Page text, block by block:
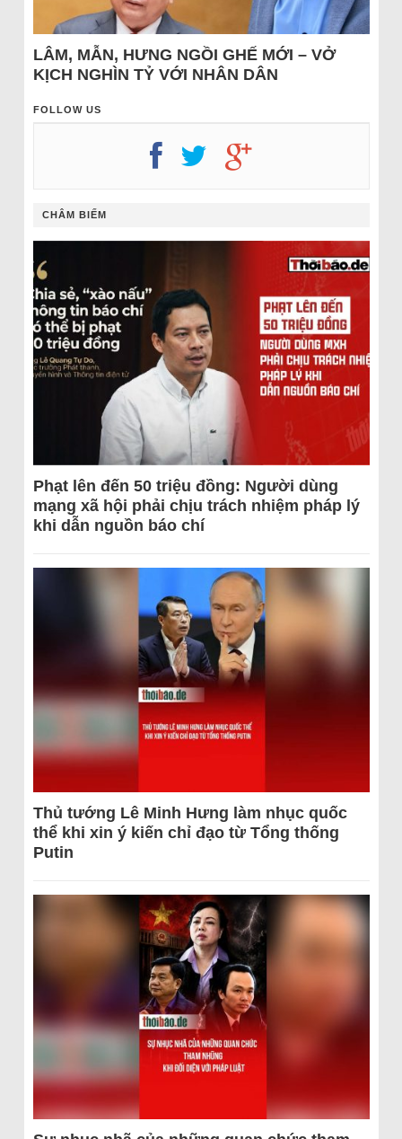
LÂM, MẪN, HƯNG NGỒI GHẾ MỚI – VỞ
KỊCH NGHÌN TỶ VỚI NHÂN DÂN
FOLLOW US
CHÂM BIẾM
Phạt lên đến 50 triệu đồng: Người dùng
mạng xã hội phải chịu trách nhiệm pháp lý
khi dẫn nguồn báo chí
Thủ tướng Lê Minh Hưng làm nhục quốc
thể khi xin ý kiến chỉ đạo từ Tổng thống
Putin